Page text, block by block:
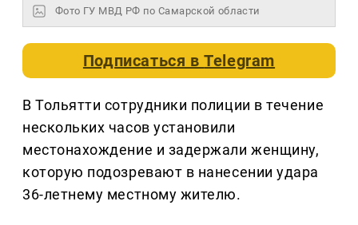
Фото ГУ МВД РФ по Самарской области
Подписаться вTelegram
В Тольятти сотрудники полиции в течение
нескольких часов установили
местонахождение и задержали женщину,
которую подозревают в нанесении удара
36-летнему местному жителю.